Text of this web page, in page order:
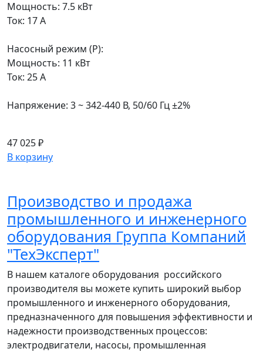
Мощность: 7.5 кВт
Ток: 17 А
Насосный режим (P):
Мощность: 11 кВт
Ток: 25 А
Напряжение: 3 ~ 342-440 В, 50/60 Гц ±2%
47 025 ₽
В корзину
Производство и продажа
промышленного и инженерного
оборудования Группа Компаний
"ТехЭксперт"
В нашем каталоге оборудования российского
производителя вы можете купить широкий выбор
промышленного и инженерного оборудования,
предназначенного для повышения эффективности и
надежности производственных процессов:
электродвигатели, насосы, промышленная